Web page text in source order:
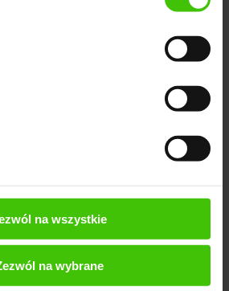
na wszystkie
na wybrane
pozycjonowanie
innych miastach:
KRAKÓW
KATOWICE